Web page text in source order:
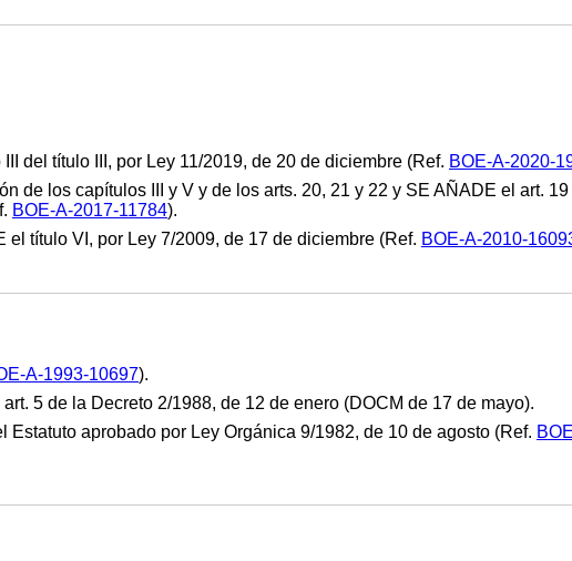
del título III, por Ley 11/2019, de 20 de diciembre (Ref. BOE-A-2020-
de los capítulos III y V y de los arts. 20, 21 y 22 y SE AÑADE el art. 19
BOE-A-2017-11784).
título VI, por Ley 7/2009, de 17 de diciembre (Ref. BOE-A-2010-
A-1993-10697).
5 de la Decreto 2/1988, de 12 de enero (DOCM de 17 de mayo).
aprobado por Ley Orgánica 9/1982, de 10 de agosto (Ref.